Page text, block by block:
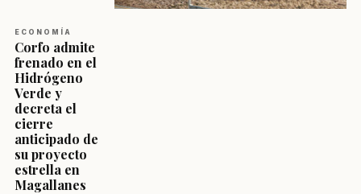
ECONOMÍA
Corfo admite
frenado en el
Hidrógeno
Verde y
decreta el
cierre
anticipado de
su proyecto
estrella en
Magallanes